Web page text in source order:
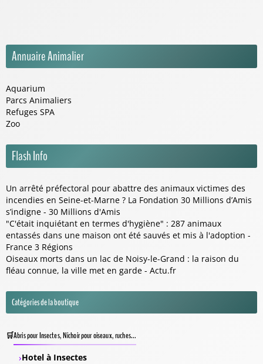
Annuaire Animalier
Aquarium
Parcs Animaliers
Refuges SPA
Zoo
Flash Info
Un arrêté préfectoral pour abattre des animaux victimes des
incendies en Seine-et-Marne ? La Fondation 30 Millions d’Amis
s’indigne - 30 Millions d'Amis
"C'était inquiétant en termes d'hygiène" : 287 animaux
entassés dans une maison ont été sauvés et mis à l'adoption -
France 3 Régions
Oiseaux morts dans un lac de Noisy-le-Grand : la raison du
fléau connue, la ville met en garde - Actu.fr
Catégories de la boutique
Abris pour Insectes, Nichoir pour oiseaux, ruches...
Hotel à Insectes